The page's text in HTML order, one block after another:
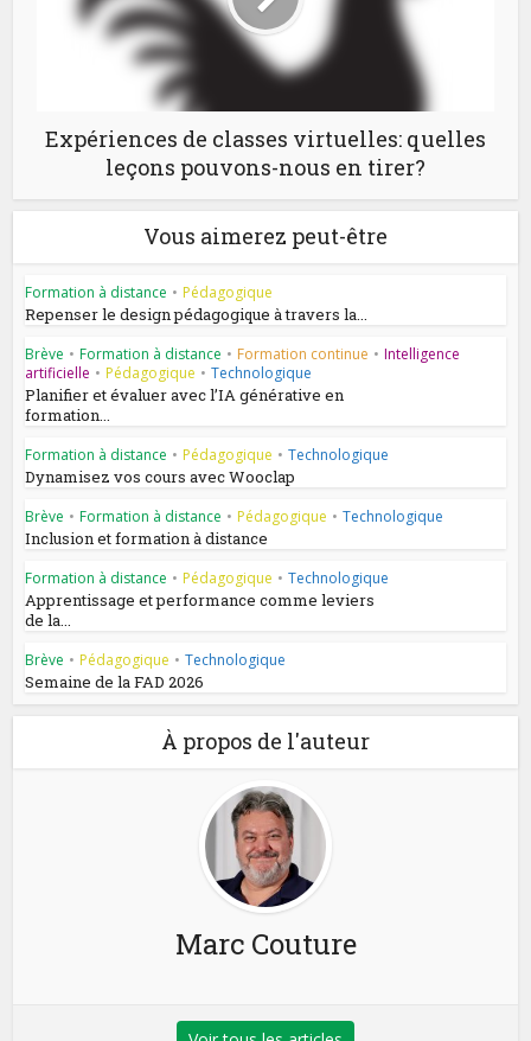
Expériences de classes virtuelles: quelles
leçons pouvons-nous en tirer?
Vous aimerez peut-être
Formation à distance • Pédagogique
Repenser le design pédagogique à travers la...
Brève • Formation à distance • Formation continue • Intelligence
artificielle • Pédagogique • Technologique
Planifier et évaluer avec l’IA générative en
formation...
Formation à distance • Pédagogique • Technologique
Dynamisez vos cours avec Wooclap
Brève • Formation à distance • Pédagogique • Technologique
Inclusion et formation à distance
Formation à distance • Pédagogique • Technologique
Apprentissage et performance comme leviers
de la...
Brève • Pédagogique • Technologique
Semaine de la FAD 2026
À propos de l'auteur
Marc Couture